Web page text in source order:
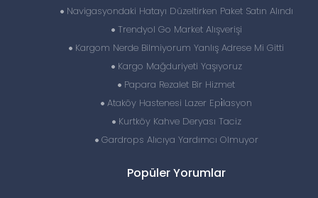
Navigasyondaki Hatayı Düzeltirken Paket Satın Alındı
Trendyol Go Market Alışverişi
Kargom Nerde Bilmiyorum Yanlış Adrese Mi Gitti
Kargo Mağduriyeti Yaşıyoruz
Papara Rezalet Bir Hizmet
Ataköy Hastenesi Lazer Epi̇lasyon
Kurtköy Kahve Deryası Taciz
Gardrops Alıcıya Yardımcı Olmuyor
Popüler Yorumlar